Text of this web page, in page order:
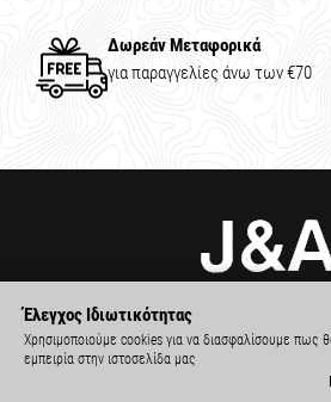
Δωρεάν Μεταφορικά
για παραγγελίες άνω των €70
Έλεγχος Ιδιωτικότητας
Χρησιμοποιούμε cookies για να διασφαλίσουμε πως
εμπειρία στην ιστοσελίδα μας